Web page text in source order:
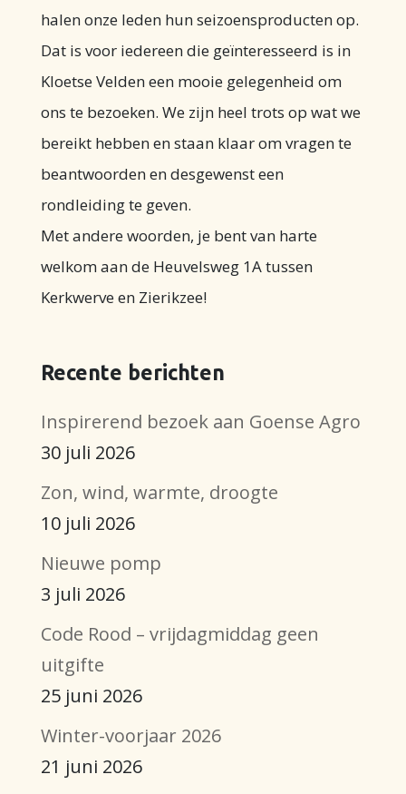
halen onze leden hun seizoensproducten op.
Dat is voor iedereen die geïnteresseerd is in
Kloetse Velden een mooie gelegenheid om
ons te bezoeken. We zijn heel trots op wat we
bereikt hebben en staan klaar om vragen te
beantwoorden en desgewenst een
rondleiding te geven.
Met andere woorden, je bent van harte
welkom aan de Heuvelsweg 1A tussen
Kerkwerve en Zierikzee!
Recente berichten
Inspirerend bezoek aan Goense Agro
30 juli 2026
Zon, wind, warmte, droogte
10 juli 2026
Nieuwe pomp
3 juli 2026
Code Rood – vrijdagmiddag geen
uitgifte
25 juni 2026
Winter-voorjaar 2026
21 juni 2026